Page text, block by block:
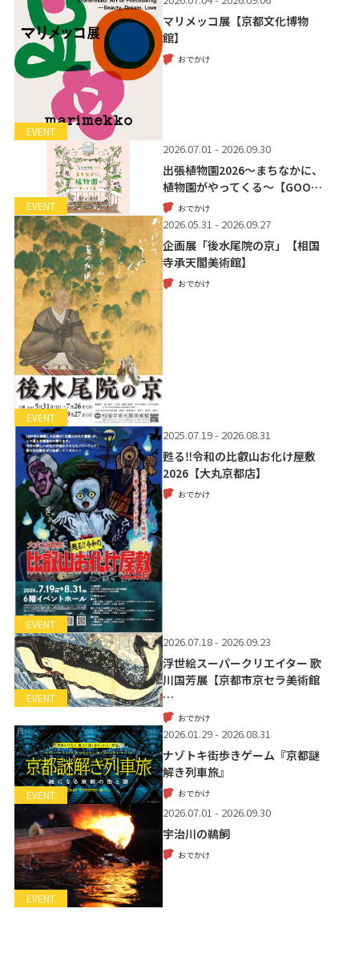
EVENT
マリメッコ展【京都文化博物
館】
おでかけ
EVENT
2026.07.01 - 2026.09.30
出張植物園2026～まちなかに、
植物園がやってくる～【GOO…
おでかけ
EVENT
2026.05.31 - 2026.09.27
企画展「後水尾院の京」【相国
寺承天閣美術館】
おでかけ
EVENT
2025.07.19 - 2026.08.31
甦る‼令和の比叡山お化け屋敷
2026【大丸京都店】
おでかけ
EVENT
2026.07.18 - 2026.09.23
浮世絵スーパークリエイター 歌
川国芳展【京都市京セラ美術館
…
おでかけ
EVENT
2026.01.29 - 2026.08.31
ナゾトキ街歩きゲーム『京都謎
解き列車旅』
おでかけ
EVENT
2026.07.01 - 2026.09.30
宇治川の鵜飼
おでかけ